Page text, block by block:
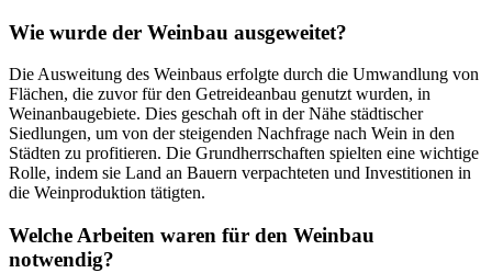
Wie wurde der Weinbau ausgeweitet?
Die Ausweitung des Weinbaus erfolgte durch die Umwandlung von
Flächen, die zuvor für den Getreideanbau genutzt wurden, in
Weinanbaugebiete. Dies geschah oft in der Nähe städtischer
Siedlungen, um von der steigenden Nachfrage nach Wein in den
Städten zu profitieren. Die Grundherrschaften spielten eine wichtige
Rolle, indem sie Land an Bauern verpachteten und Investitionen in
die Weinproduktion tätigten.
Welche Arbeiten waren für den Weinbau
notwendig?